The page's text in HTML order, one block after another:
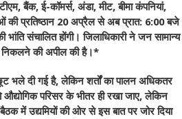
बैंक, ई-कॉमर्स, अंडा, मीट, बीमा कंपनियां,
की प्रतिष्ठान 20 अप्रैल से अब प्रात: 6:00 बजे
संचालित होंगी। जिलाधिकारी ने जन सामान्य
निकलने की अपील की है।*
भले दी गई है, लेकिन शर्तों का पालन अधिकतर
परिसर के भीतर ही रखा जाए, लेकिन
में उद्यमियों की ओर से इस बात पर जोर दिया